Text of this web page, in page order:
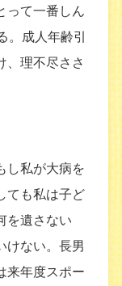
って一番しん
。成人年齢引
、理不尽ささ
し私が大病を
ても私は子ど
を遺さない
けない。長男
来年度スポー